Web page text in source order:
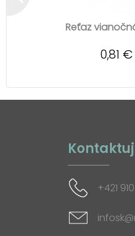
Reťaz
0,81
+421